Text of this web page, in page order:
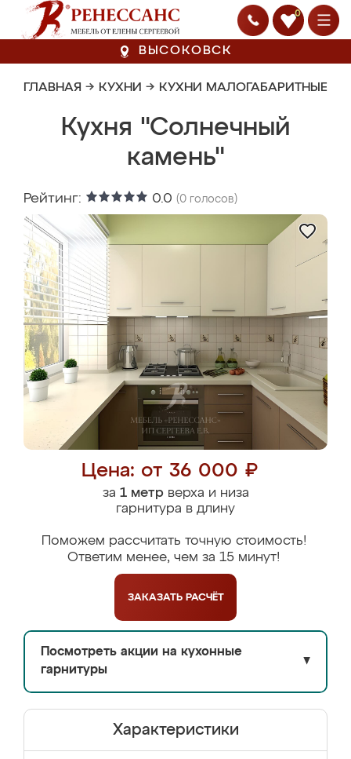
0
ВЫСОКОВСК
ГЛАВНАЯ → КУХНИ → КУХНИ МАЛОГАБАРИТНЫЕ
Кухня "Солнечный
камень"
Рейтинг: 0.0 (0 голосов)
Цена: от 36 000 ₽
за 1 метрверха и низа
гарнитура в длину
Поможем рассчитать точную стоимость!
Ответим менее, чем за 15 минут!
ЗАКАЗАТЬ РАСЧЁТ
Посмотреть акции на кухонные
гарнитуры
▼
Характеристики